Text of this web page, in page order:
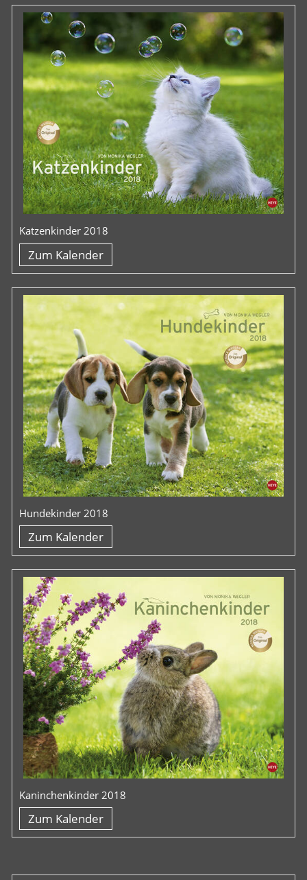
Katzenkinder 2018
Zum Kalender
Hundekinder 2018
Zum Kalender
Kaninchenkinder 2018
Zum Kalender